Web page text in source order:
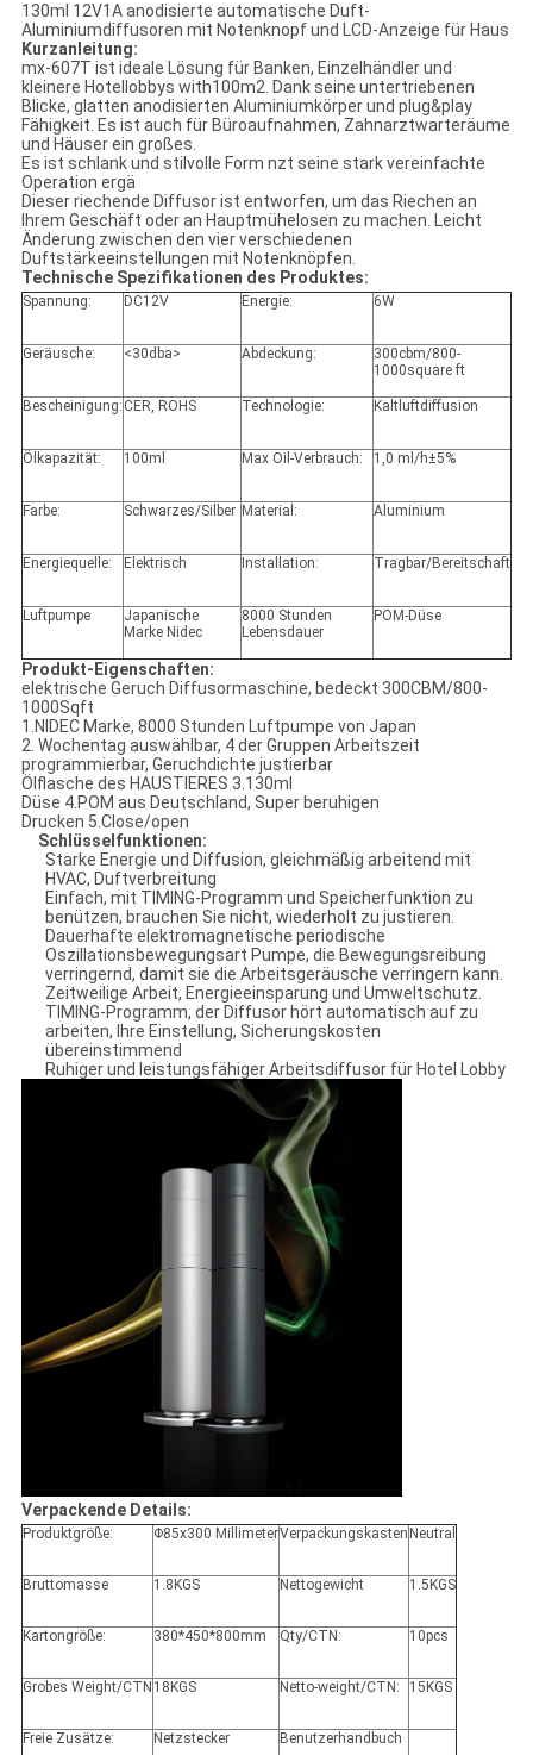
130ml 12V1A anodisierte automatische Duft-
Aluminiumdiffusoren mit Notenknopf und LCD-Anzeige für Haus
Kurzanleitung:
mx-607T ist ideale Lösung für Banken, Einzelhändler und
kleinere Hotellobbys with100m2. Dank seine untertriebenen
Blicke, glatten anodisierten Aluminiumkörper und plug&play
Fähigkeit. Es ist auch für Büroaufnahmen, Zahnarztwarteräume
und Häuser ein großes.
Es ist schlank und stilvolle Form nzt seine stark vereinfachte
Operation ergä
Dieser riechende Diffusor ist entworfen, um das Riechen an
Ihrem Geschäft oder an Hauptmühelosen zu machen. Leicht
Änderung zwischen den vier verschiedenen
Duftstärkeeinstellungen mit Notenknöpfen.
Technische Spezifikationen des Produktes:
Spannung: DC12V Energie: 6W
Geräusche: <30dba> Abdeckung:
300cbm/800-
1000square ft
Bescheinigung: CER, ROHS Technologie: Kaltluftdiffusion
Ölkapazität: 100ml Max Oil-Verbrauch: 1,0 ml/h±5%
Farbe: Schwarzes/Silber Material: Aluminium
Energiequelle: Elektrisch Installation: Tragbar/Bereitschaft
Luftpumpe
Japanische
Marke Nidec
8000 Stunden
Lebensdauer
POM-Düse
Produkt-Eigenschaften:
elektrische Geruch Diffusormaschine, bedeckt 300CBM/800-
1000Sqft
1.NIDEC Marke, 8000 Stunden Luftpumpe von Japan
2. Wochentag auswählbar, 4 der Gruppen Arbeitszeit
programmierbar, Geruchdichte justierbar
Ölflasche des HAUSTIERES 3.130ml
Düse 4.POM aus Deutschland, Super beruhigen
Drucken 5.Close/open
Schlüsselfunktionen:
Starke Energie und Diffusion, gleichmäßig arbeitend mit
HVAC, Duftverbreitung
Einfach, mit TIMING-Programm und Speicherfunktion zu
benützen, brauchen Sie nicht, wiederholt zu justieren.
Dauerhafte elektromagnetische periodische
Oszillationsbewegungsart Pumpe, die Bewegungsreibung
verringernd, damit sie die Arbeitsgeräusche verringern kann.
Zeitweilige Arbeit, Energieeinsparung und Umweltschutz.
TIMING-Programm, der Diffusor hört automatisch auf zu
arbeiten, Ihre Einstellung, Sicherungskosten
übereinstimmend
Ruhiger und leistungsfähiger Arbeitsdiffusor für Hotel Lobby
Verpackende Details:
Produktgröße: Φ85x300 MillimeterVerpackungskasten Neutral
Bruttomasse 1.8KGS Nettogewicht 1.5KGS
Kartongröße: 380*450*800mm Qty/CTN: 10pcs
Grobes Weight/CTN 18KGS Netto-weight/CTN: 15KGS
Freie Zusätze: Netzstecker Benutzerhandbuch